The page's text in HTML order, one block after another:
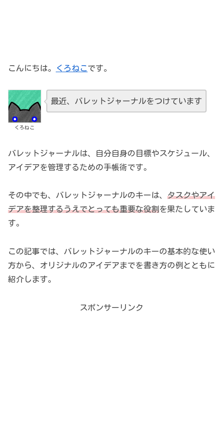
こんにちは。 くろねこです。
くろねこ
最近、バレットジャーナルをつけています
バレットジャーナルは、自分自身の目標やスケジュール、
アイデアを管理するための手帳術です。
その中でも、バレットジャーナルのキーは、 タスクやアイ
デアを整理するうえでとっても重要な役割を果たしていま
す。
この記事では、バレットジャーナルのキーの基本的な使い
方から、オリジナルのアイデアまでを書き方の例とともに
紹介します。
スポンサーリンク